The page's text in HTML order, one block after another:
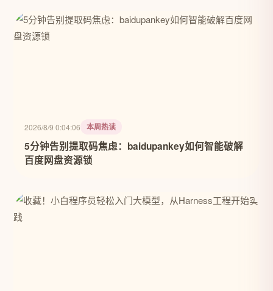
2026/8/9 0:04:06 本周热读
5分钟告别提取码焦虑：baidupankey如何智能破解
百度网盘资源锁